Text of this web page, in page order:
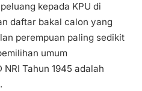
kepada KPU di
daftar bakal calon yang
perempuan paling sedikit
umum
Tahun 1945 adalah